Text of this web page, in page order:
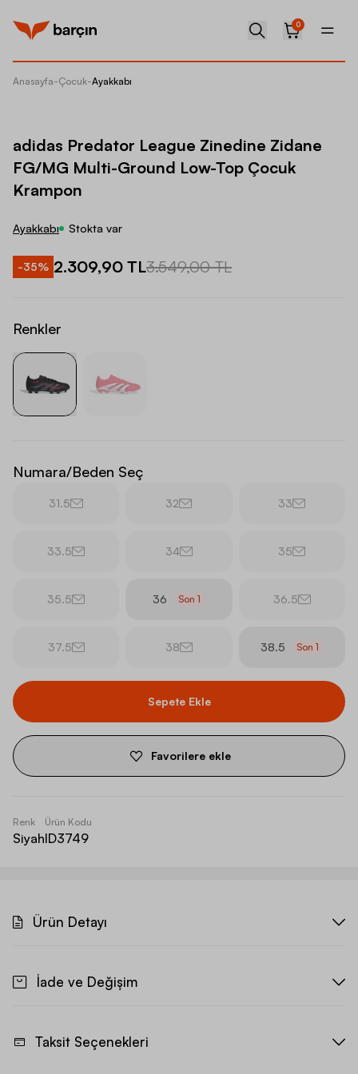
0
Anasayfa-Çocuk-Ayakkabı
adidas Predator League Zinedine Zidane
FG/MG Multi-Ground Low-Top Çocuk
Krampon
Ayakkabı Stokta var
-35% 2.309,90 TL3.549,00 TL
Renkler
Numara/Beden Seç
31.5 32 33
33.5 34 35
35.5 36 Son 1 36.5
37.5 38 38.5 Son 1
Sepete Ekle
Favorilere ekle
Renk
Siyah
Ürün Kodu
ID3749
Ürün Detayı
İade ve Değişim
Taksit Seçenekleri